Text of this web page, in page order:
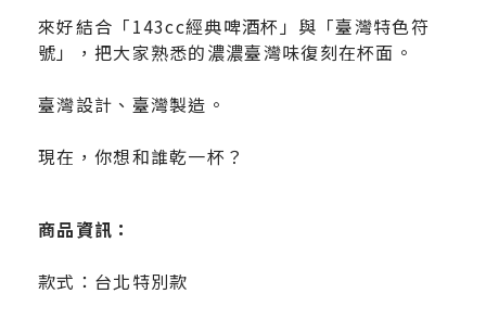
來好結合「143cc經典啤酒杯」與「臺灣特色符
號」，把大家熟悉的濃濃臺灣味復刻在杯面。
臺灣設計、臺灣製造。
現在，你想和誰乾一杯？
商品資訊：
款式： 台北特別款